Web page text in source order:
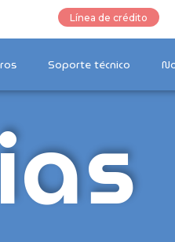
Línea de crédito
Soporte técnico